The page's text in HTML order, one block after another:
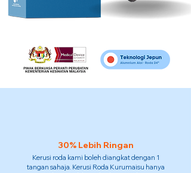
30% Lebih Ringan
Kerusi roda kami boleh diangkat dengan 1
tangan sahaja. Kerusi Roda Kurumaisu hanya